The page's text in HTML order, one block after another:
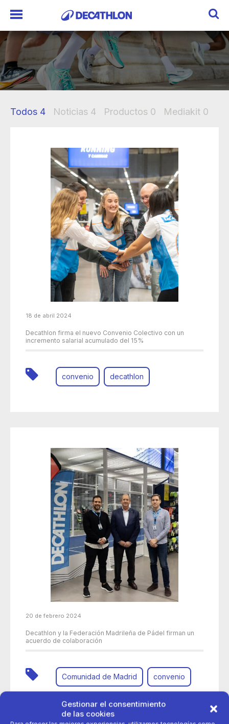
Gestionar el consentimiento
de las cookies
Todos 4 Noticias 4 Productos 0 Mediakit 0
18 de abril 2024
Decathlon firma el nuevo Convenio Colectivo con un
incremento salarial acumulado del 15%
convenio decathlon
20 de febrero 2024
Decathlon y la Federación Madrileña de Pádel firman un
acuerdo de colaboración
Comunidad de Madrid convenio
decathlon federacion